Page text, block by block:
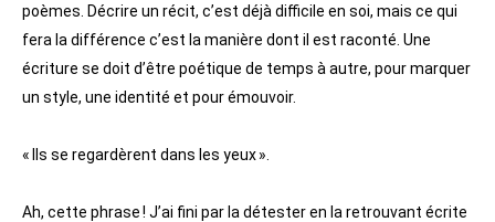
poèmes. Décrire un récit, c’est déjà difficile en soi, mais ce qui
fera la différence c’est la manière dont il est raconté. Une
écriture se doit d’être poétique de temps à autre, pour marquer
un style, une identité et pour émouvoir.
« Ils se regardèrent dans les yeux ».
Ah, cette phrase ! J’ai fini par la détester en la retrouvant écrite